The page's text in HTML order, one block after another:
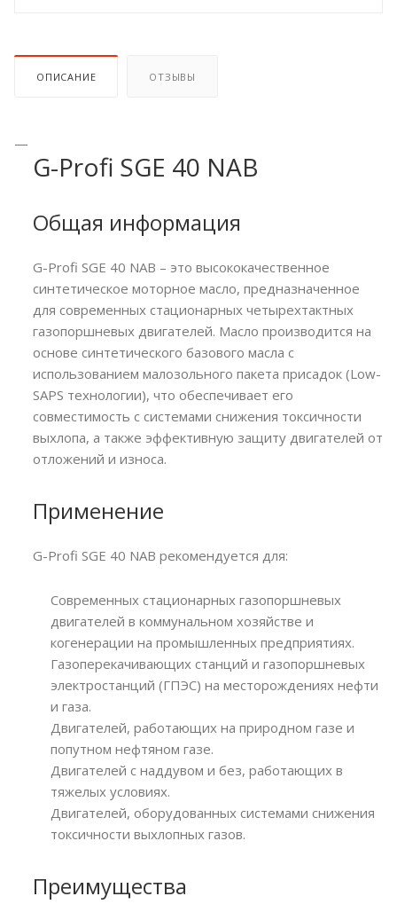
ОПИСАНИЕ ОТЗЫВЫ
G-Profi SGE 40 NAB
Общая информация
G-Profi SGE 40 NAB – это высококачественное
синтетическое моторное масло, предназначенное
для современных стационарных четырехтактных
газопоршневых двигателей. Масло производится на
основе синтетического базового масла с
использованием малозольного пакета присадок (Low-
SAPS технологии), что обеспечивает его
совместимость с системами снижения токсичности
выхлопа, а также эффективную защиту двигателей от
отложений и износа.
Применение
G-Profi SGE 40 NAB рекомендуется для:
Современных стационарных газопоршневых
двигателей в коммунальном хозяйстве и
когенерации на промышленных предприятиях.
Газоперекачивающих станций и газопоршневых
электростанций (ГПЭС) на месторождениях нефти
и газа.
Двигателей, работающих на природном газе и
попутном нефтяном газе.
Двигателей с наддувом и без, работающих в
тяжелых условиях.
Двигателей, оборудованных системами снижения
токсичности выхлопных газов.
Преимущества